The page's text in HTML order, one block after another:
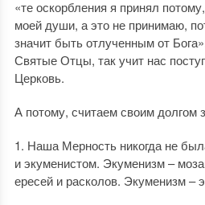
«те оскорбления я принял
моей души, а это не принимаю,
значит быть отлученным от
Святые Отцы, так учит нас
Церковь.
А потому, считаем своим долгом
1. Наша Мерность никогда не
и экуменистом. Экуменизм –
ересей и расколов. Экуменизм –